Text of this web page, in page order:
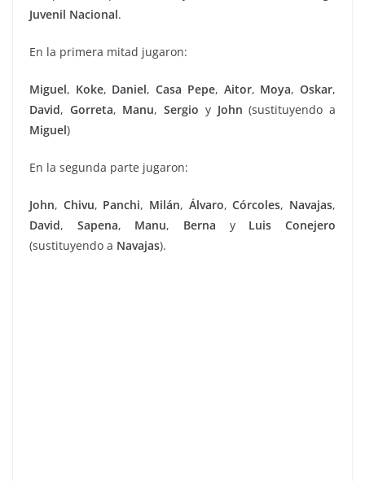
Juvenil Nacional.
En la primera mitad jugaron:
Miguel, Koke, Daniel,Casa Pepe, Aitor, Moya,Oskar,
David, Gorreta, Manu,Sergio y John (sustituyendo a
Miguel)
En la segunda parte jugaron:
John, Chivu, Panchi, Milán, Álvaro,Córcoles, Navajas,
David, Sapena, Manu, Berna y Luis
Conejero
(sustituyendo a Navajas).